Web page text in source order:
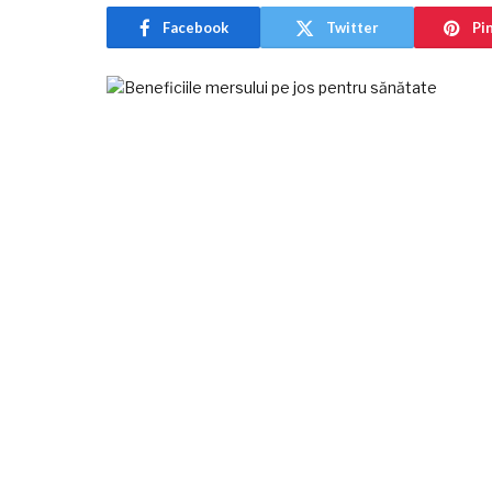
Facebook Twitter